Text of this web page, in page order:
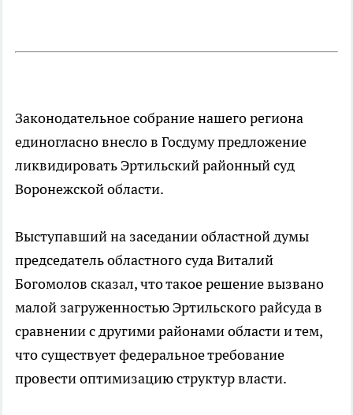
Законодательное собрание нашего региона
единогласно внесло в Госдуму предложение
ликвидировать Эртильский районный суд
Воронежской области.
Выступавший на заседании областной думы
председатель областного суда Виталий
Богомолов сказал, что такое решение вызвано
малой загруженностью Эртильского райсуда в
сравнении с другими районами области и тем,
что существует федеральное требование
провести оптимизацию структур власти.